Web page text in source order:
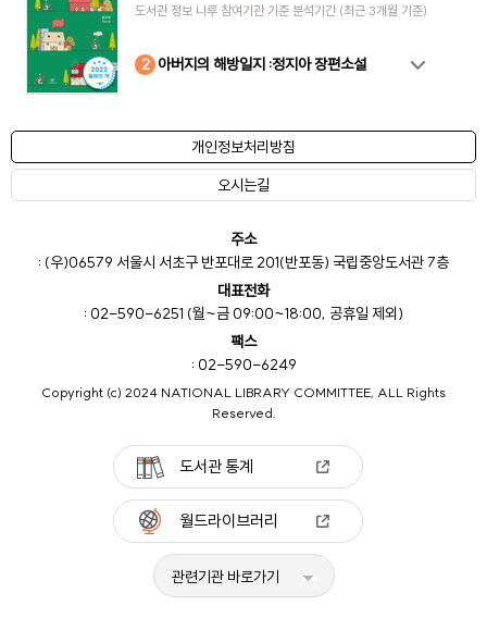
도서관 정보 나루 참여기관 기준 분석기간 (최근 3개월 기준)
1
2 아버지의 해방일지 :정지아 장편소설
3
4
5
6
7
8
9
10
개인정보처리방침
오시는길
주소
: (우)06579 서울시 서초구 반포대로 201(반포동) 국립중앙도서관 7층
대표전화
: 02-590-6251 (월~금 09:00~18:00, 공휴일 제외)
팩스
: 02-590-6249
Copyright (c) 2024 NATIONAL LIBRARY COMMITTEE, ALL Rights
Reserved.
도서관 통계
월드라이브러리
관련기관 바로가기